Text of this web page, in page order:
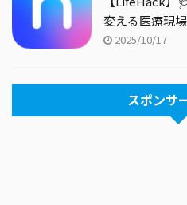
変える医療現
2025/10/17
スポンサ